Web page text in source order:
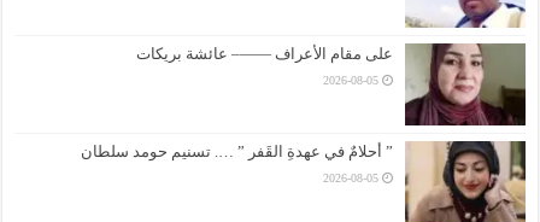
على مقام الأعراف ——– عائشة بريكات
2026-08-05
” أحلامٌ في عهدةِ القَفر ” …. تسنيم حومد سلطان
2026-08-05